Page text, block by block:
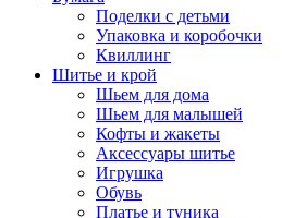
Поделки с детьми
Упаковка и коробочки
Квиллинг
Шитье и крой
Шьем для дома
Шьем для малышей
Кофты и жакеты
Аксессуары шитье
Игрушка
Обувь
Платье и туника